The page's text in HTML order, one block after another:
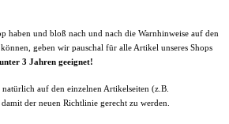
Warnhinweise jetzt auch im Onlineshop angegeben
haben und bloß nach und nach die Warnhinweise auf den
geben wir pauschal für alle Artikel unseres Shops
auf den einzelnen Artikelseiten (z.B.